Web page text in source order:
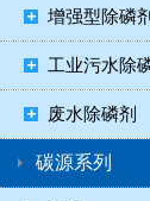
增强型除磷剂
工业污水除
废水除磷剂
碳源系列